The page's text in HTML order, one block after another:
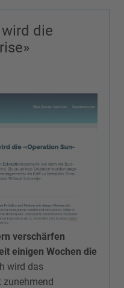
die
verschärfen
einigen Wochen die
wird das
zunehmend